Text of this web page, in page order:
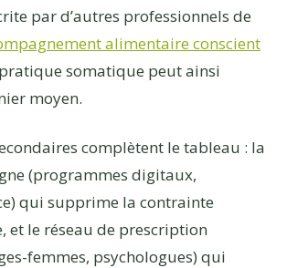
par d’autres professionnels de
alimentaire conscient
somatique peut ainsi
moyen.
complètent le tableau : la
(programmes digitaux,
qui supprime la contrainte
et le réseau de prescription
femmes, psychologues) qui